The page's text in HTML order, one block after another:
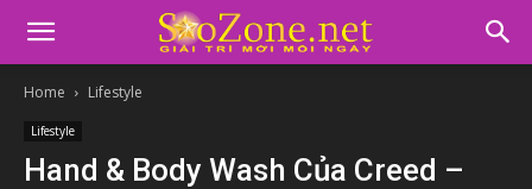
Home Lifestyle
Lifestyle
Hand & Body Wash Của Creed –